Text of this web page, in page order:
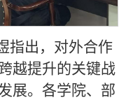
指出，对外合作
越提升的关键战
展。各学院、部